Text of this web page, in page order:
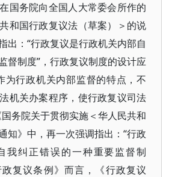
国务院向全国人大常委会所作的
和国行政复议法（草案）＞的说
出：“行政复议是行政机关内部自
督制度”，行政复议制度的设计应
为行政机关内部监督的特点，不
机关办案程序，使行政复议司法
务院关于贯彻实施＜华人民共和
知》中，再一次强调指出：“行政
我纠正错误的一种重要监督制
复议条例》而言，《行政复议